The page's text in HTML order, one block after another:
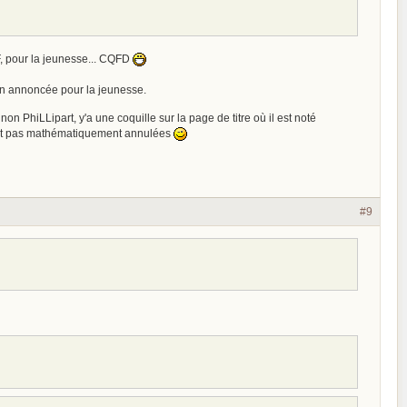
pour la jeunesse... CQFD
annoncée pour la jeunesse.
PhiLLipart, y'a une coquille sur la page de titre où il est noté
pas mathématiquement annulées
#9